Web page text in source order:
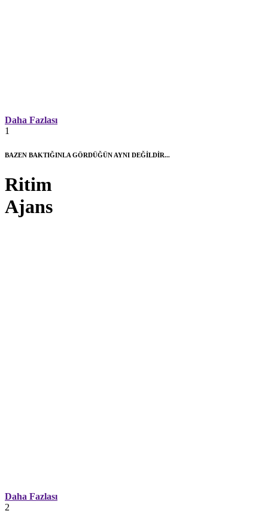
Daha Fazlası
1
BAZEN BAKTIĞINLA GÖRDÜĞÜN AYNI DEĞİLDİR...
Ritim
Ajans
Daha Fazlası
2